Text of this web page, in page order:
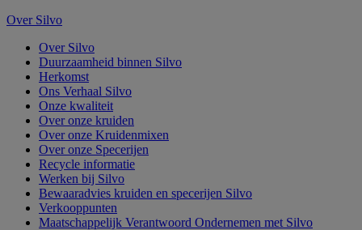
Over Silvo
Over Silvo
Duurzaamheid binnen Silvo
Herkomst
Ons Verhaal Silvo
Onze kwaliteit
Over onze kruiden
Over onze Kruidenmixen
Over onze Specerijen
Recycle informatie
Werken bij Silvo
Bewaaradvies kruiden en specerijen Silvo
Verkooppunten
Maatschappelijk Verantwoord Ondernemen met Silvo